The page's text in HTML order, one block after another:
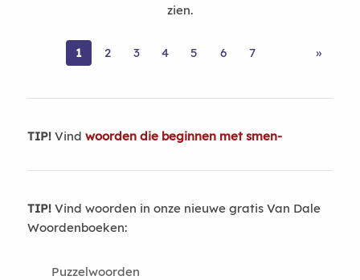
zien.
1 2 3 4 5 6 7 »
TIP!Vind woorden die beginnen met smen-
TIP!Vind woorden in onze nieuwe gratis Van Dale
Woordenboeken:
Puzzelwoorden